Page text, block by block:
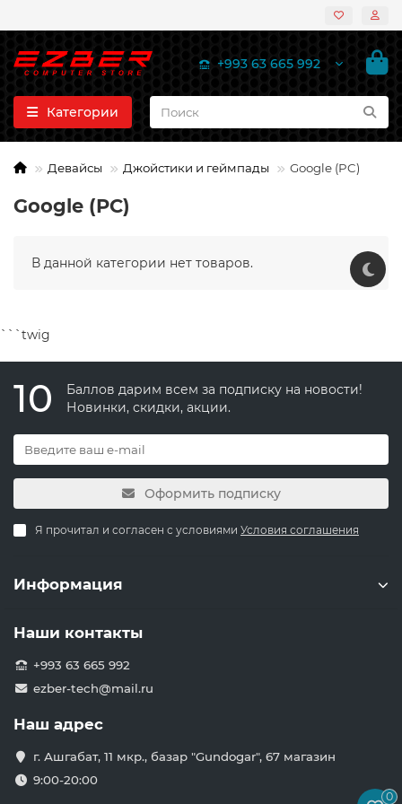
+993 63 665 992
Категории
Девайсы Джойстики и геймпады Google (PC)
Google (PC)
В данной категории нет товаров.
```twig
10
Баллов дарим всем за подписку на новости!
Новинки, скидки, акции.
Оформить подписку
Я прочитал и согласен с условиями Условия соглашения
Информация
Наши контакты
+993 63 665 992
ezber-tech@mail.ru
Наш адрес
г. Ашгабат, 11 мкр., базар "Gundogar", 67 магазин
9:00-20:00
0